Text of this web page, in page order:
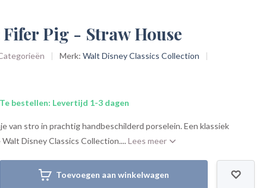
Pig - Straw House
Merk:Walt Disney Classics Collection
Te bestellen: Levertijd 1-3 dagen
van stro in prachtig handbeschilderd porselein. Een klassiek
Disney Classics Collection....Lees meer
Toevoegen aan winkelwagen